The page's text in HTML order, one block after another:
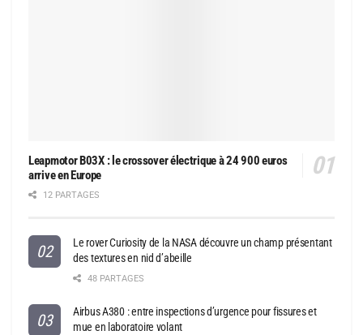
Leapmotor B03X : le crossover électrique à 24 900 euros
arrive en Europe
12 PARTAGES
Le rover Curiosity de la NASA découvre un champ présentant
des textures en nid d’abeille
48 PARTAGES
Airbus A380 : entre inspections d’urgence pour fissures et
mue en laboratoire volant